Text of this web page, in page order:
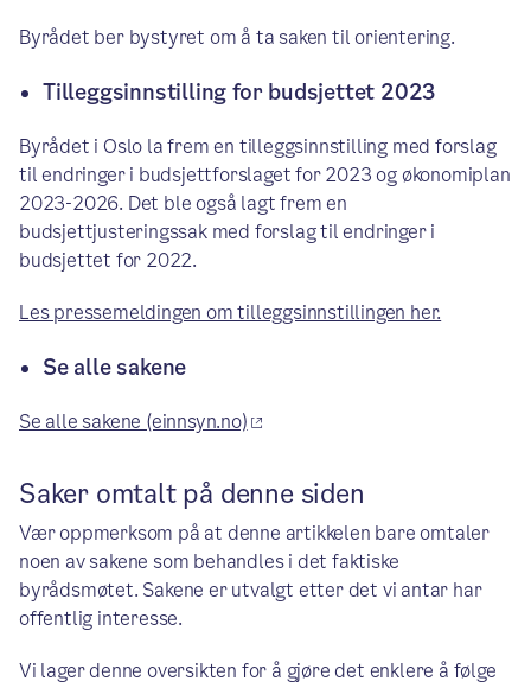
Byrådet ber bystyret om å ta saken til orientering.
Tilleggsinnstilling for budsjettet 2023
Byrådet i Oslo la frem en tilleggsinnstilling med forslag
til endringer i budsjettforslaget for 2023 og økonomiplan
2023-2026. Det ble også lagt frem en
budsjettjusteringssak med forslag til endringer i
budsjettet for 2022.
Les pressemeldingen om tilleggsinnstillingen her.
Se alle sakene
Se alle sakene (einnsyn.no)
Saker omtalt på denne siden
Vær oppmerksom på at denne artikkelen bare omtaler
noen av sakene som behandles i det faktiske
byrådsmøtet. Sakene er utvalgt etter det vi antar har
offentlig interesse.
Vi lager denne oversikten for å gjøre det enklere å følge